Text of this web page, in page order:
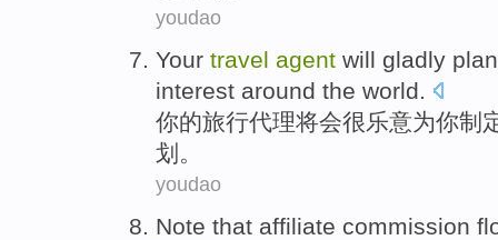
youdao
Your travel agent will gladly plan
interest around the world.
你的旅行代理将会很乐意为你制
划 。
youdao
Note that affiliate commission